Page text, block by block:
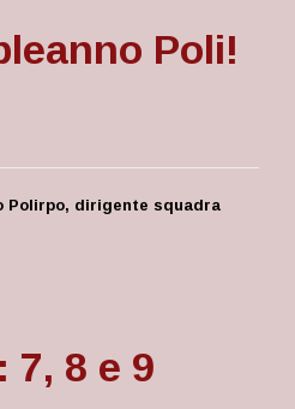
Poli!
Polirpo, dirigente squadra
7, 8 e 9